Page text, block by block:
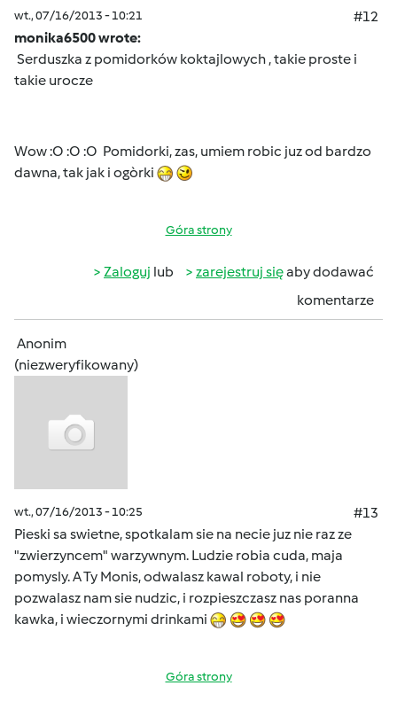
wt., 07/16/2013 - 10:21
#12
monika6500 wrote:
Serduszka z pomidorków koktajlowych , takie proste i
takie urocze
Wow :O :O :O Pomidorki, zas, umiem robic juz od bardzo
dawna, tak jak i ogòrki
Góra strony
Zaloguj lub zarejestruj sięaby dodawać
komentarze
Anonim
(niezweryfikowany)
wt., 07/16/2013 - 10:25
#13
Pieski sa swietne, spotkalam sie na necie juz nie raz ze
"zwierzyncem" warzywnym. Ludzie robia cuda, maja
pomysly. A Ty Monis, odwalasz kawal roboty, i nie
pozwalasz nam sie nudzic, i rozpieszczasz nas poranna
kawka, i wieczornymi drinkami
Góra strony